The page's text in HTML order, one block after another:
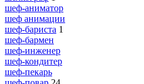
шеф-аниматор
шеф анимации
шеф-бариста 1
шеф-бармен
шеф-инженер
шеф-кондитер
шеф-пекарь